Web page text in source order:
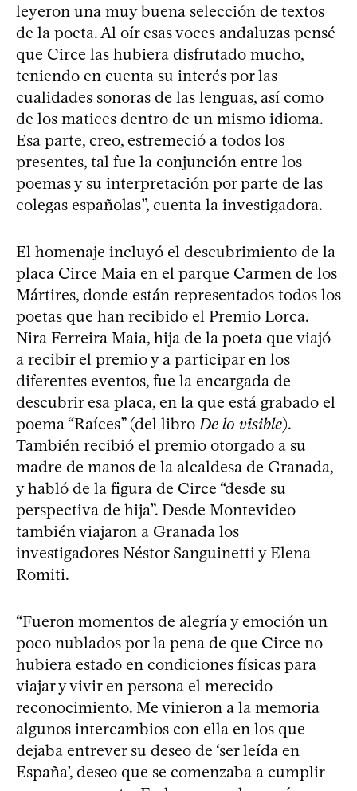
leyeron una muy buena selección de textos
de la poeta. Al oír esas voces andaluzas pensé
que Circe las hubiera disfrutado mucho,
teniendo en cuenta su interés por las
cualidades sonoras de las lenguas, así como
de los matices dentro de un mismo idioma.
Esa parte, creo, estremeció a todos los
presentes, tal fue la conjunción entre los
poemas y su interpretación por parte de las
colegas españolas”, cuenta la investigadora.
El homenaje incluyó el descubrimiento de la
placa Circe Maia en el parque Carmen de los
Mártires, donde están representados todos los
poetas que han recibido el Premio Lorca.
Nira Ferreira Maia, hija de la poeta que viajó
a recibir el premio y a participar en los
diferentes eventos, fue la encargada de
descubrir esa placa, en la que está grabado el
poema “Raíces” (del libro De lo visible).
También recibió el premio otorgado a su
madre de manos de la alcaldesa de Granada,
y habló de la figura de Circe “desde su
perspectiva de hija”. Desde Montevideo
también viajaron a Granada los
investigadores Néstor Sanguinetti y Elena
Romiti.
“Fueron momentos de alegría y emoción un
poco nublados por la pena de que Circe no
hubiera estado en condiciones físicas para
viajar y vivir en persona el merecido
reconocimiento. Me vinieron a la memoria
algunos intercambios con ella en los que
dejaba entrever su deseo de ‘ser leída en
España’, deseo que se comenzaba a cumplir